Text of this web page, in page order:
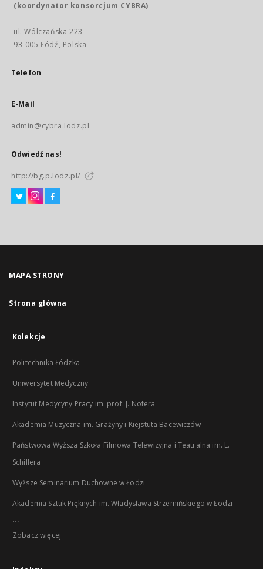
(koordynator konsorcjum CYBRA)
ul. Wólczańska 223
93-005 Łódź, Polska
Telefon
E-Mail
admin@cybra.lodz.pl
Odwiedź nas!
http://bg.p.lodz.pl/
MAPA STRONY
Strona główna
Kolekcje
Politechnika Łódzka
Uniwersytet Medyczny
Instytut Medycyny Pracy im. prof. J. Nofera
Akademia Muzyczna im. Grażyny i Kiejstuta Bacewiczów
Państwowa Wyższa Szkoła Filmowa Telewizyjna i Teatralna im. L.
Schillera
Wyższe Seminarium Duchowne w Łodzi
Akademia Sztuk Pięknych im. Władysława Strzemińskiego w Łodzi
...
Zobacz więcej